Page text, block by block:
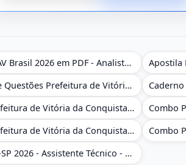
Apostila NAV Brasil 2026 em PDF - Analista de Gestão
Caderno de Questões Prefeitura de Vitória da Conquista - BA - Conhecimentos Gerais - 450 Questões Gabaritadas
Combo Prefeitura de Vitória da Conquista - BA 2026 - Monitor Escolar (Educação Infantil e Cobertura das AC'S)
Combo Prefeitura de Vitória da Conquista - BA 2026 - Pedagogo - Zona Urbana e/ou Rural
Curso CAU-SP 2026 - Assistente Técnico - Administrativo e Administrativo Regional